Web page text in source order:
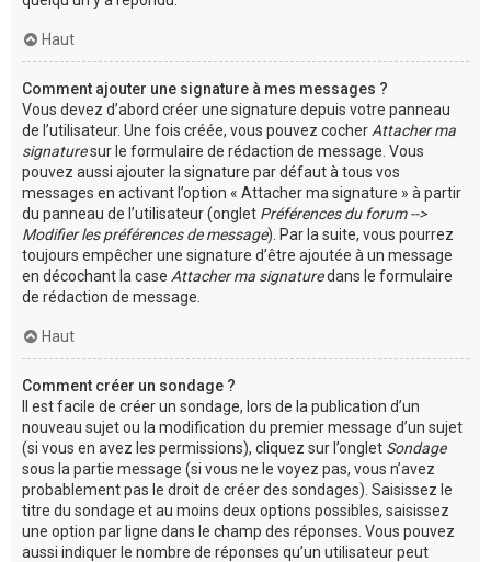
Haut
Comment ajouter une signature à mes messages ?
Vous devez d’abord créer une signature depuis votre panneau
de l’utilisateur. Une fois créée, vous pouvez cocher Attacher ma
signaturesur le formulaire de rédaction de message. Vous
pouvez aussi ajouter la signature par défaut à tous vos
messages en activant l’option « Attacher ma signature » à partir
du panneau de l’utilisateur (onglet Préférences du forum -->
Modifier les préférences de message). Par la suite, vous pourrez
toujours empêcher une signature d’être ajoutée à un message
en décochant la case Attacher ma signaturedans le formulaire
de rédaction de message.
Haut
Comment créer un sondage ?
Il est facile de créer un sondage, lors de la publication d’un
nouveau sujet ou la modification du premier message d’un sujet
(si vous en avez les permissions), cliquez sur l’onglet Sondage
sous la partie message (si vous ne le voyez pas, vous n’avez
probablement pas le droit de créer des sondages). Saisissez le
titre du sondage et au moins deux options possibles, saisissez
une option par ligne dans le champ des réponses. Vous pouvez
aussi indiquer le nombre de réponses qu’un utilisateur peut